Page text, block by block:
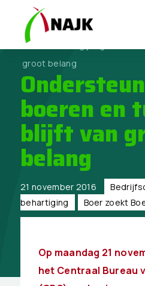
Home > Projecten
Ondersteuning jonge boeren
groot belang
boeren en
blijft van
belang
21 november 2016
behartiging
Boer zoekt
Op maandag 21
het Centraal Bureau